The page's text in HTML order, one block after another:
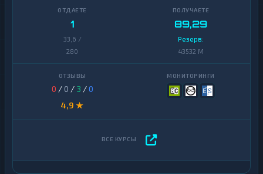
1
33,6 /
280
89,29
Резерв:
43532 M
0 / 0 / 3 /0
4,9 ★